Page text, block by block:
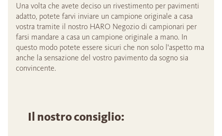
Una volta che avete deciso un rivestimento per pavimenti
adatto, potete farvi inviare un campione originale a casa
vostra tramite il nostro HARO Negozio di campionari per
farsi mandare a casa un campione originale a mano. In
questo modo potete essere sicuri che non solo l'aspetto ma
anche la sensazione del vostro pavimento da sogno sia
convincente.
Il nostro consiglio: